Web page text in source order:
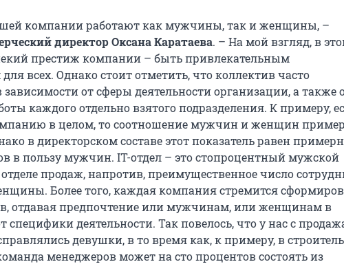
компании работают как мужчины, так и женщины, –
директор Оксана Каратаева. – На мой взгляд, в
престиж компании – быть привлекательным
для всех. Однако стоит отметить, что коллектив часто
от сферы деятельности организации, а также
каждого отдельно взятого подразделения. К примеру,
в целом, то соотношение мужчин и женщин
в директорском составе этот показатель равен
в пользу мужчин. IT-отдел – это стопроцентный мужской
продаж, напротив, преимущественное число
Более того, каждая компания стремится
отдавая предпочтение или мужчинам, или женщинам в
специфики деятельности. Так повелось, что у нас с
девушки, в то время как, к примеру, в
менеджеров может на сто процентов состоять из